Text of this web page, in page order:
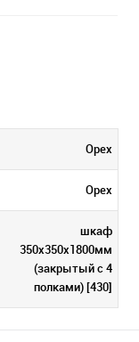
Орех
Орех
шкаф
350х350х1800мм
(закрытый с 4
полками) [430]